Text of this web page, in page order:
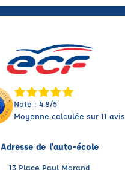
Note : 4.8/5
Moyenne calculée sur 11 avis
Adresse de l'auto-école
13 Place Paul Morand